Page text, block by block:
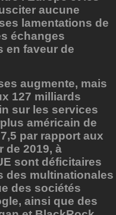
aucune
lamentations de
échanges
en faveur de
augmente, mais
127 milliards
sur les services
américain de
par rapport aux
de 2019, à
sont déficitaires
des multinationales
des sociétés
ainsi que des